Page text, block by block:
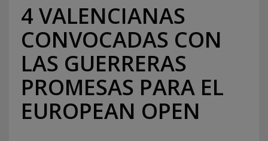
4 VALENCIANAS
CONVOCADAS CON
LAS GUERRERAS
PROMESAS PARA EL
EUROPEAN OPEN